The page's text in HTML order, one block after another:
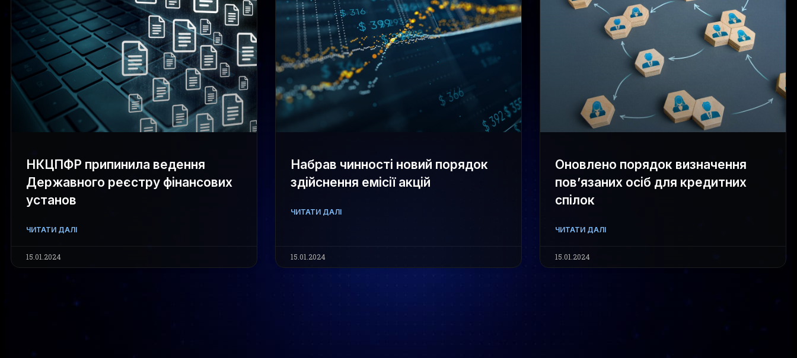
НКЦПФР припинила ведення
Державного реєстру фінансових
установ
ЧИТАТИ ДАЛІ
15.01.2024
Набрав чинності новий порядок
здійснення емісії акцій
ЧИТАТИ ДАЛІ
15.01.2024
Оновлено порядок визначення
пов’язаних осіб для кредитних
спілок
ЧИТАТИ ДАЛІ
15.01.2024